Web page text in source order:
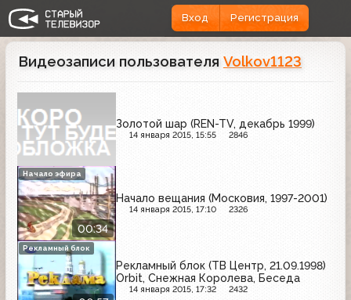
Вход Регистрация
Видеозаписи пользователя Volkov1123
Золотой шар (REN-TV, декабрь 1999)
14 января 2015, 15:55 2846
00:34
Начало вещания (Московия, 1997-2001)
14 января 2015, 17:10 2326
Начало эфира
Рекламный блок (ТВ Центр, 21.09.1998)
Orbit, Снежная Королева, Беседа
14 января 2015, 17:32 2432
Рекламный блок